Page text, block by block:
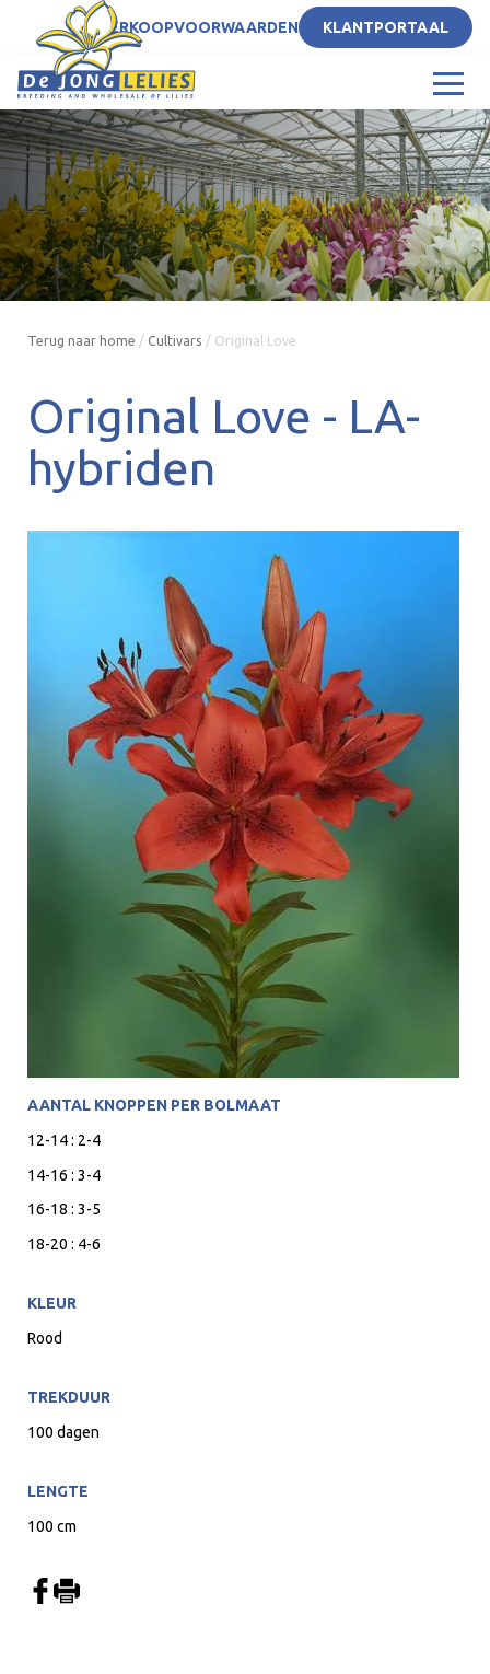
NLVERKOOPVOORWAARDEN KLANTPORTAAL
Terug naar home / Cultivars / Original Love
Original Love - LA-
hybriden
AANTAL KNOPPEN PER BOLMAAT
12-14 : 2-4
14-16 : 3-4
16-18 : 3-5
18-20 : 4-6
KLEUR
Rood
TREKDUUR
100 dagen
LENGTE
100 cm